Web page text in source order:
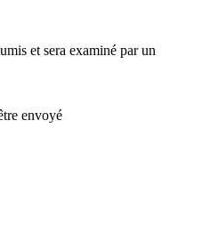
et sera examiné par un
envoyé